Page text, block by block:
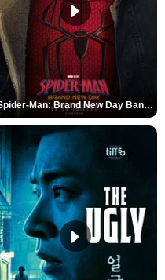
Spider-Man: Brand New Day Bande-annonce (3) VO STFR